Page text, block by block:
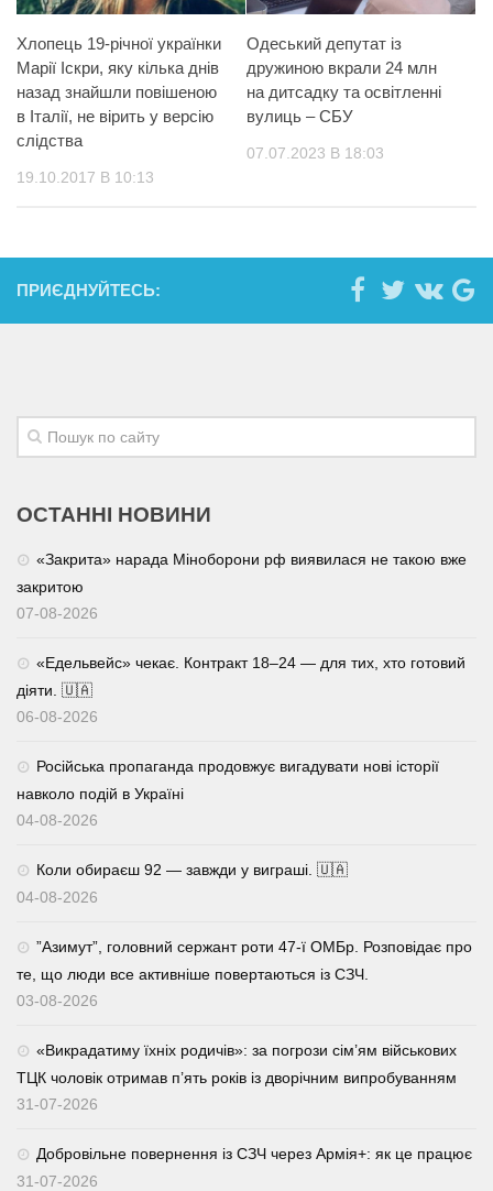
Хлопець 19-річної українки
Марії Іскри, яку кілька днів
назад знайшли пoвiшeною
в Італії, не вірить у версію
cлiдства
19.10.2017 В 10:13
Одеський депутат із
дружиною вкрали 24 млн
на дитсадку та освітленні
вулиць – СБУ
07.07.2023 В 18:03
ПРИЄДНУЙТЕСЬ:
ОСТАННІ НОВИНИ
«Закрита» нарада Міноборони рф виявилася не такою вже
закритою
07-08-2026
«Едельвейс» чекає. Контракт 18–24 — для тих, хто готовий
діяти. 🇺🇦
06-08-2026
Російська пропаганда продовжує вигадувати нові історії
навколо подій в Україні
04-08-2026
Коли обираєш 92 — завжди у виграші. 🇺🇦
04-08-2026
⁨”Азимут”, головний сержант роти 47-ї ОМБр. Розповідає про
те, що люди все активніше повертаються із СЗЧ.
03-08-2026
«Викрадатиму їхніх родичів»: за погрози сім’ям військових
ТЦК чоловік отримав п’ять років із дворічним випробуванням
31-07-2026
Добровільне повернення із СЗЧ через Армія+: як це працює
31-07-2026